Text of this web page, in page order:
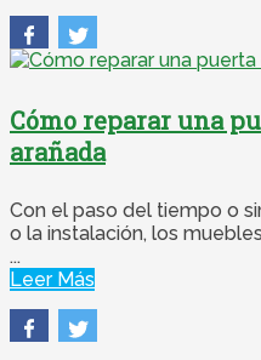
Cómo reparar una
arañada
Con el paso del tiempo o
o la instalación, los
...
Leer Más